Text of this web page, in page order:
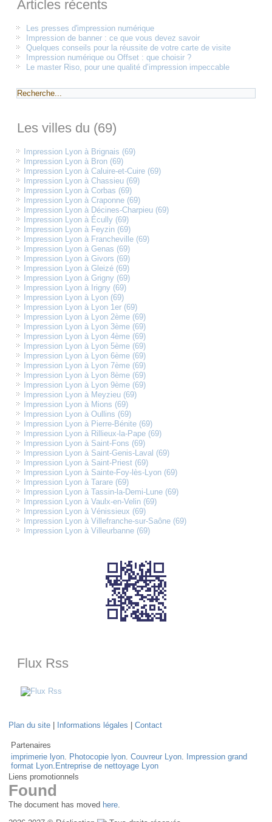
Articles récents
Les presses d'impression numérique
Impression de banner : ce que vous devez savoir
Quelques conseils pour la réussite de votre carte de visite
Impression numérique ou Offset : que choisir ?
Le master Riso, pour une qualité d’impression impeccable
Les villes du (69)
Impression Lyon à Brignais (69)
Impression Lyon à Bron (69)
Impression Lyon à Caluire-et-Cuire (69)
Impression Lyon à Chassieu (69)
Impression Lyon à Corbas (69)
Impression Lyon à Craponne (69)
Impression Lyon à Décines-Charpieu (69)
Impression Lyon à Écully (69)
Impression Lyon à Feyzin (69)
Impression Lyon à Francheville (69)
Impression Lyon à Genas (69)
Impression Lyon à Givors (69)
Impression Lyon à Gleizé (69)
Impression Lyon à Grigny (69)
Impression Lyon à Irigny (69)
Impression Lyon à Lyon (69)
Impression Lyon à Lyon 1er (69)
Impression Lyon à Lyon 2ème (69)
Impression Lyon à Lyon 3ème (69)
Impression Lyon à Lyon 4ème (69)
Impression Lyon à Lyon 5ème (69)
Impression Lyon à Lyon 6ème (69)
Impression Lyon à Lyon 7ème (69)
Impression Lyon à Lyon 8ème (69)
Impression Lyon à Lyon 9ème (69)
Impression Lyon à Meyzieu (69)
Impression Lyon à Mions (69)
Impression Lyon à Oullins (69)
Impression Lyon à Pierre-Bénite (69)
Impression Lyon à Rillieux-la-Pape (69)
Impression Lyon à Saint-Fons (69)
Impression Lyon à Saint-Genis-Laval (69)
Impression Lyon à Saint-Priest (69)
Impression Lyon à Sainte-Foy-lès-Lyon (69)
Impression Lyon à Tarare (69)
Impression Lyon à Tassin-la-Demi-Lune (69)
Impression Lyon à Vaulx-en-Velin (69)
Impression Lyon à Vénissieux (69)
Impression Lyon à Villefranche-sur-Saône (69)
Impression Lyon à Villeurbanne (69)
Flux Rss
Plan du site Informations légales |Contact
Partenaires
imprimerie lyon. Photocopie lyon. Couvreur Lyon.
Impression grand
format Lyon. Entreprise de nettoyage Lyon
Liens promotionnels
Found
The document has moved here.